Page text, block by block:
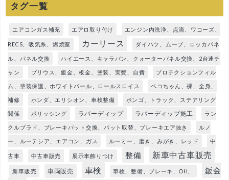
タグ一覧
エアコンガス補充 エアロ取り付け エンジン内洗浄、点滴、ワコーズ、
RECS、吸気系、燃焼室 カーリース ダイハツ、ムーブ、ロッカパネ
ル、パネル交換 ハイエース、キャラバン、クォーターパネル交換、2台連チ
ャン プリウス、鈑金、板金、塗装、実費、自費 プロテクションフィル
ム、塗装保護、ホワイトパール、ロールスロイス ペコちゃん、裸、全身、
補修 ホンダ、エリシオン、車検整備 ボンゴ、トラック、ステアリング
関係 ポリッシング ラバーディップ ラバーディップ施工 ラン
クルプラド、ブレーキパット交換、パット取替、ブレーキエア抜き ルノ
ー、ルーテシア、エアコン、ガス ルーミー、磨き、みがき、レッド 中
古車 中古車販売 展示車飾りつけ 整備 新車中古車販売
新車販売 車両販売 車検 車検、整備、ブレーキ、OH、
鈑金